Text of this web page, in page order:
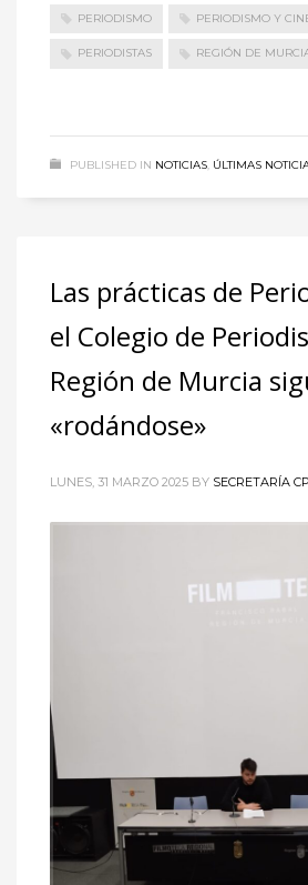
PERIODISMO PERIODISMO Y
PERIODISTAS REGIÓN DE
PUBLISHED IN NOTICIAS, ÚLTIMAS
Las prácticas de
el Colegio de
Región de Murcia
«rodándose»
LUNES, 31 MARZO 2025 BY SECRETARÍA